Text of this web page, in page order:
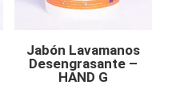
Jabón Lavamanos
Desengrasante –
HAND G